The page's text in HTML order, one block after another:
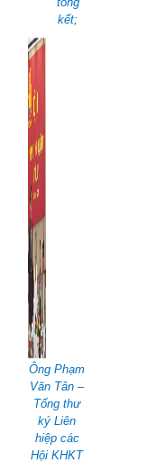
kết;
Ông Phạm
Văn Tân –
Tổng thư
ký Liên
hiệp các
Hội KHKT